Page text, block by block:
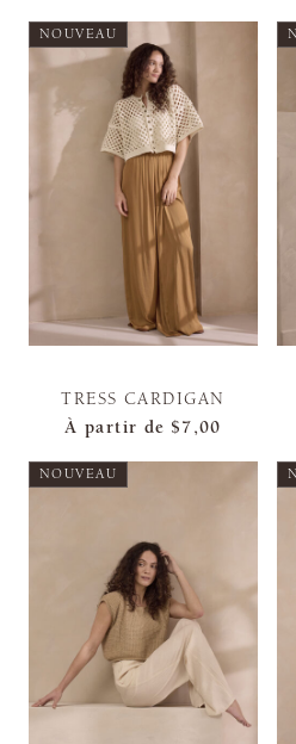
NOUVEAU
TRESS CARDIGAN
À partir de $7,00
NOUVEAU